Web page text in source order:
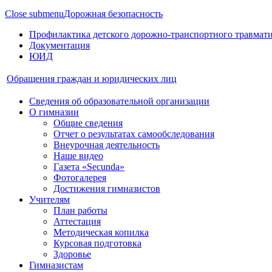
Close submenuДорожная безопасность
Профилактика детского дорожно-транспортного
Документация
ЮИД
Обращения граждан и юридических лиц
Сведения об образовательной организации
О гимназии
Общие сведения
Отчет о результатах самообследования
Внеурочная деятельность
Наше видео
Газета «Secunda»
Фотогалерея
Достижения гимназистов
Учителям
План работы
Аттестация
Методическая копилка
Курсовая подготовка
Здоровье
Гимназистам